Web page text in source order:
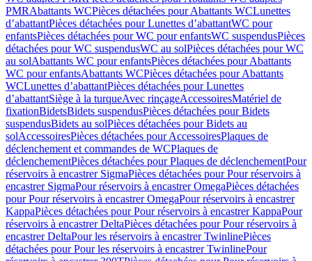
PMRAbattants WCPièces détachées pour Abattants WCLunettes
d’abattantPièces détachées pour Lunettes d’abattantWC pour
enfantsPièces détachées pour WC pour enfantsWC suspendusPièces
détachées pour WC suspendusWC au solPièces détachées pour WC
au solAbattants WC pour enfantsPièces détachées pour Abattants
WC pour enfantsAbattants WCPièces détachées pour Abattants
WCLunettes d’abattantPièces détachées pour Lunettes
d’abattantSiège à la turqueAvec rinçageAccessoiresMatériel de
fixationBidetsBidets suspendusPièces détachées pour Bidets
suspendusBidets au solPièces détachées pour Bidets au
solAccessoiresPièces détachées pour AccessoiresPlaques de
déclenchement et commandes de WCPlaques de
déclenchementPièces détachées pour Plaques de déclenchementPour
réservoirs à encastrer SigmaPièces détachées pour Pour réservoirs à
encastrer SigmaPour réservoirs à encastrer OmegaPièces détachées
pour Pour réservoirs à encastrer OmegaPour réservoirs à encastrer
KappaPièces détachées pour Pour réservoirs à encastrer KappaPour
réservoirs à encastrer DeltaPièces détachées pour Pour réservoirs à
encastrer DeltaPour les réservoirs à encastrer TwinlinePièces
détachées pour Pour les réservoirs à encastrer TwinlinePour